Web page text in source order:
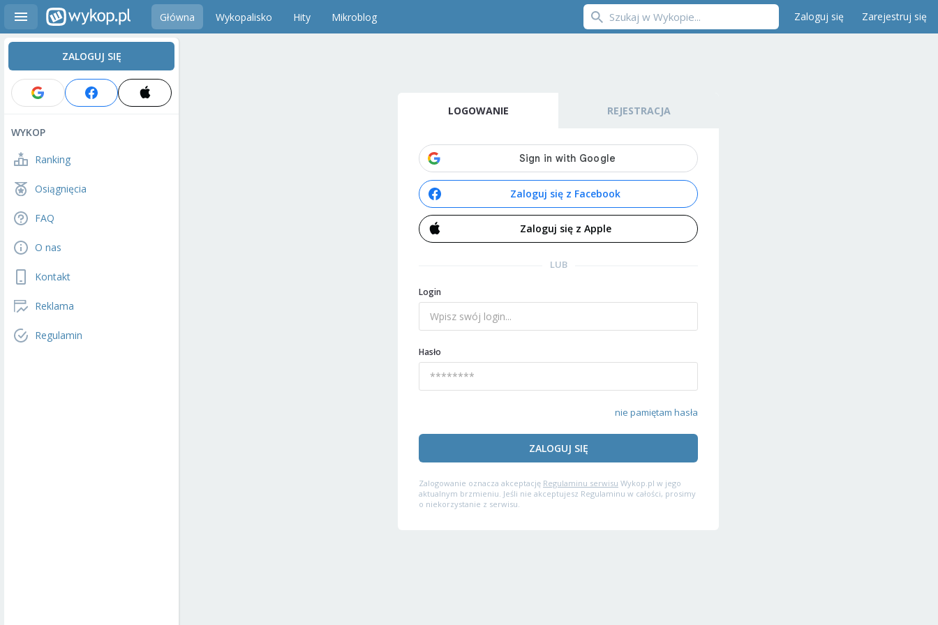
Główna Wykopalisko Hity Mikroblog Zaloguj się Zarejestruj się
ZALOGUJ SIĘ
WYKOP
Ranking
Osiągnięcia
FAQ
O nas
Kontakt
Reklama
Regulamin
LOGOWANIE REJESTRACJA
Zaloguj się z Facebook
Zaloguj się z Apple
LUB
Login
Hasło
nie pamiętam hasła
ZALOGUJ SIĘ
Zalogowanie oznacza akceptację Regulaminu serwisu Wykop.pl w jego
aktualnym brzmieniu. Jeśli nie akceptujesz Regulaminu w całości, prosimy
o niekorzystanie z serwisu.